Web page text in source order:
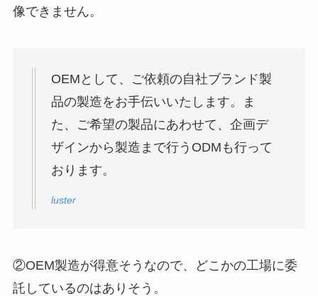
像できません。
OEMとして、ご依頼の自社ブランド製
品の製造をお手伝いいたします。ま
た、ご希望の製品にあわせて、企画デ
ザインから製造まで行うODMも行って
おります。
luster
②OEM製造が得意そうなので、どこかの工場に委
託しているのはありそう。